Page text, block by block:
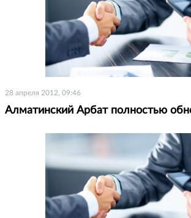
28 апреля 2012, 09:46
Алматинский Арбат полностью